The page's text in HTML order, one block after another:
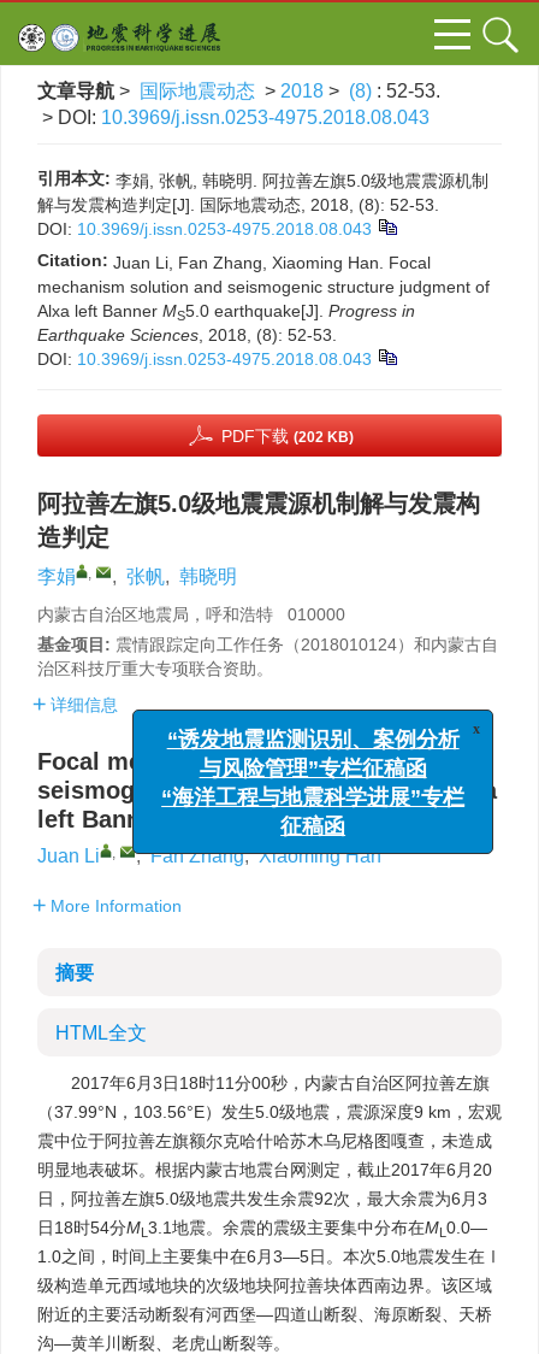
文章导航 > 国际地震动态 > 2018 > (8) : 52-53.
> DOI: 10.3969/j.issn.0253-4975.2018.08.043
引用本文: 李娟, 张帆, 韩晓明. 阿拉善左旗5.0级地震震源机制
解与发震构造判定[J]. 国际地震动态, 2018, (8): 52-53.
DOI: 10.3969/j.issn.0253-4975.2018.08.043
Citation: Juan Li, Fan Zhang, Xiaoming Han. Focal
mechanism solution and seismogenic structure judgment of
Alxa left Banner MS5.0 earthquake[J]. Progress in
Earthquake Sciences , 2018, (8): 52-53.
DOI: 10.3969/j.issn.0253-4975.2018.08.043
PDF下载 (202 KB)
阿拉善左旗5.0级地震震源机制解与发震构
造判定
李娟 , , 张帆, 韩晓明
内蒙古自治区地震局，呼和浩特 010000
基金项目: 震情跟踪定向工作任务（2018010124）和内蒙古自
治区科技厅重大专项联合资助。
详细信息
Focal mechanism solution and
seismogenic structure judgment of Alxa
left Banner
5.0 earthquake
Juan Li , , Fan Zhang, Xiaoming Han
More Information
摘要
HTML全文
2017年6月3日18时11分00秒，内蒙古自治区阿拉善左旗
（37.99°N，103.56°E）发生5.0级地震，震源深度9 km，宏观
震中位于阿拉善左旗额尔克哈什哈苏木乌尼格图嘎查，未造成
明显地表破坏。根据内蒙古地震台网测定，截止2017年6月20
日，阿拉善左旗5.0级地震共发生余震92次，最大余震为6月3
日18时54分ML 3.1地震。余震的震级主要集中分布在ML 0.0—
1.0之间，时间上主要集中在6月3—5日。本次5.0地震发生在Ⅰ
级构造单元西域地块的次级地块阿拉善块体西南边界。该区域
附近的主要活动断裂有河西堡—四道山断裂、海原断裂、天桥
沟—黄羊川断裂、老虎山断裂等。
x
“诱发地震监测识别、案例分析
与风险管理”专栏征稿函
“海洋工程与地震科学进展”专栏
征稿函